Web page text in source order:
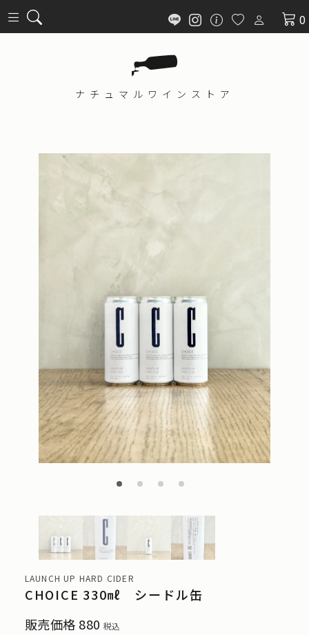
0
ナチュマル ワインストア
LAUNCH UP HARD CIDER
CHOICE 330㎖ シードル缶
販売価格 880 税込